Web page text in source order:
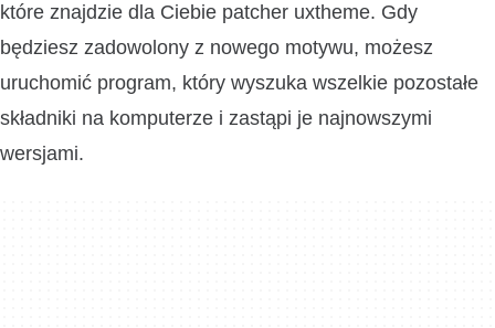
które znajdzie dla Ciebie patcher uxtheme. Gdy
będziesz zadowolony z nowego motywu, możesz
uruchomić program, który wyszuka wszelkie pozostałe
składniki na komputerze i zastąpi je najnowszymi
wersjami.